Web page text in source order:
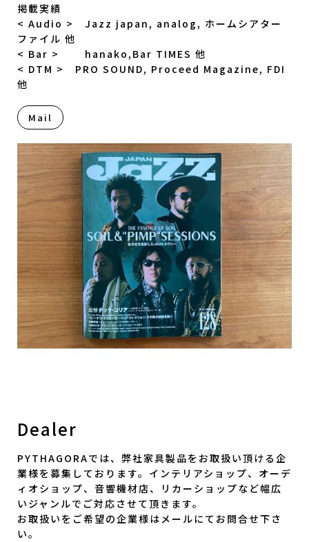
掲載実績
< Audio > Jazz japan, analog, ホームシアター
ファイル 他
< Bar > hanako,Bar TIMES 他
< DTM > PRO SOUND, Proceed Magazine, FDI
他
Mail
Dealer
PYTHAGORAでは、弊社家具製品をお取扱い頂ける企
業様を募集しております。インテリアショップ、オーデ
ィオショップ、音響機材店、リカーショップなど幅広
いジャンルでご対応させて頂きます。
お取扱いをご希望の企業様はメールにてお問合せ下さ
い。